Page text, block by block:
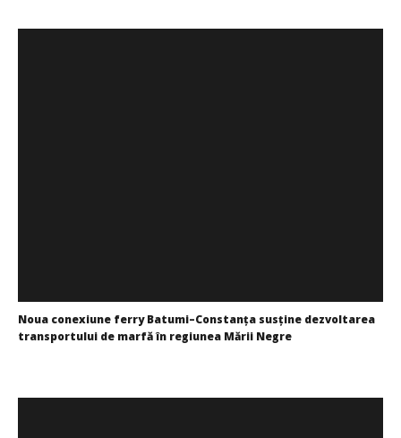
Noua conexiune ferry Batumi–Constanța susține dezvoltarea
transportului de marfă în regiunea Mării Negre